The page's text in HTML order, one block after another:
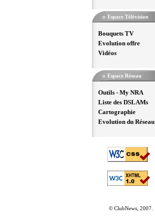
Espace Télévision
Bouquets TV
Evolution offre
Vidéos
Espace Réseau
Outils - My NRA
Liste des DSLAMs
Cartographie
Evolution du Réseau
© ClubNews, 2007.